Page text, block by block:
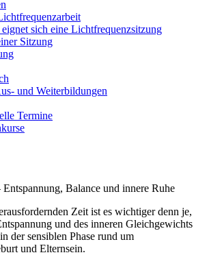
sich eine Lichtfrequenzsitzung
Sitzung
und Weiterbildungen
Termine
Balance und innere Ruhe
Zeit ist es wichtiger denn je,
und des inneren Gleichgewichts
der sensiblen Phase rund um
und Elternsein.